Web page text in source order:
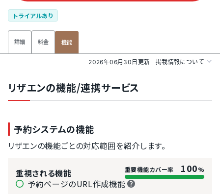
トライアルあり
詳細 料金 機能
2026年06月30日更新 掲載情報について
リザエンの機能/連携サービス
予約システムの機能
リザエンの機能ごとの対応範囲を紹介します。
重視される機能 重要機能カバー率 100%
予約ページのURL作成機能